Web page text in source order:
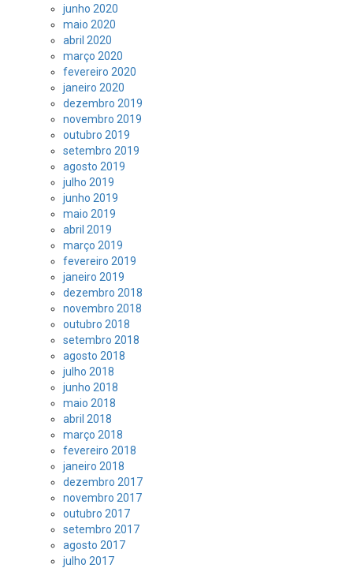
junho 2020
maio 2020
abril 2020
março 2020
fevereiro 2020
janeiro 2020
dezembro 2019
novembro 2019
outubro 2019
setembro 2019
agosto 2019
julho 2019
junho 2019
maio 2019
abril 2019
março 2019
fevereiro 2019
janeiro 2019
dezembro 2018
novembro 2018
outubro 2018
setembro 2018
agosto 2018
julho 2018
junho 2018
maio 2018
abril 2018
março 2018
fevereiro 2018
janeiro 2018
dezembro 2017
novembro 2017
outubro 2017
setembro 2017
agosto 2017
julho 2017